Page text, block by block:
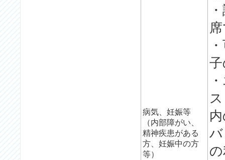
病気、妊娠等
（内部障がい、
精神疾患がある
方、妊娠中の方
等）